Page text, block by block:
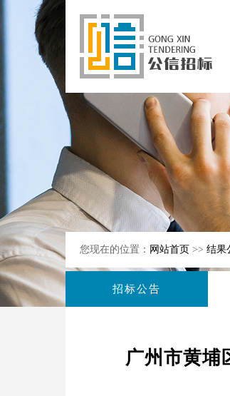
东公信招标
有限公司
您现在的位置： 网站首页 >> 结果
招标公告
广州市黄埔